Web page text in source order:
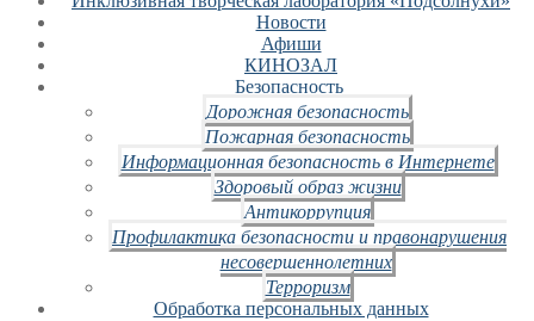
Новости
Афиши
КИНОЗАЛ
Безопасность
Дорожная безопасность
Пожарная безопасность
Информационная безопасность в Интернете
Здоровый образ жизни
Антикоррупция
Профилактика безопасности и правонарушения
несовершеннолетних
Терроризм
Обработка персональных данных